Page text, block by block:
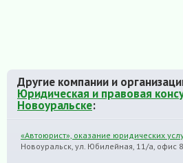
Другие компании и
Юридическая и правовая
Новоуральске:
«Автоюрист», оказание юридических
Новоуральск, ул. Юбилейная, 11/а, офис